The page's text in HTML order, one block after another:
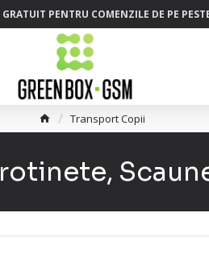
PENTRU COMENZILE DE PE
Transport Copii